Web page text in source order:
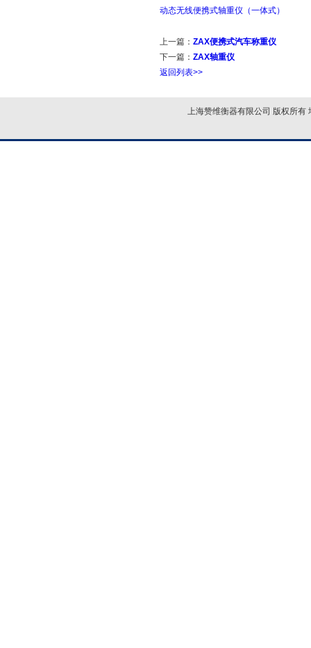
动态无线便携式轴重仪（一体式）
上一篇： ZAX便携式汽车称重仪
下一篇： ZAX轴重仪
返回列表>>
上海赞维衡器有限公司 版权所